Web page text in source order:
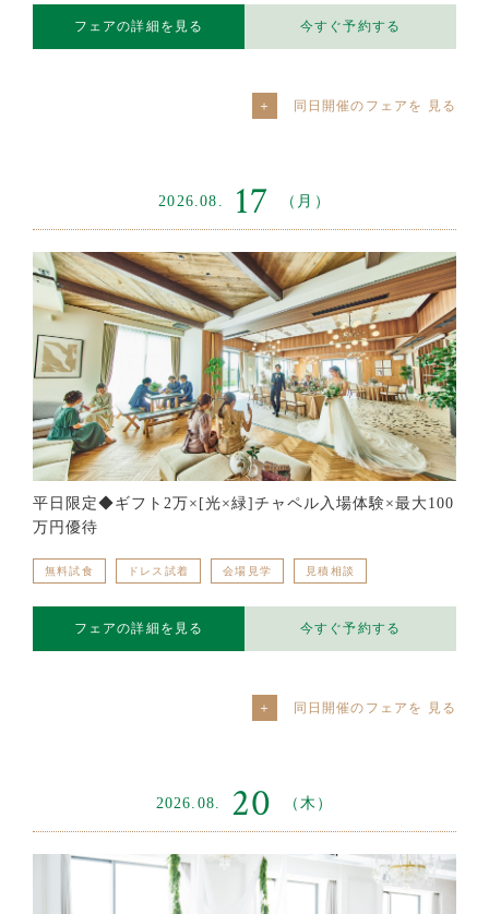
フェアの詳細を見る 今すぐ予約する
同日開催のフェアを
2026.08. 17 （月）
平日限定◆ギフト2万×[光×緑]チャペル入場体験×最大100
万円優待
無料試食 ドレス試着 会場見学 見積相談
フェアの詳細を見る 今すぐ予約する
同日開催のフェアを
2026.08. 20 （木）